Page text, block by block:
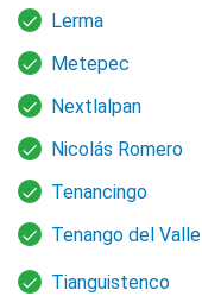
Lerma
Metepec
Nextlalpan
Nicolás Romero
Tenancingo
Tenango del Valle
Tianguistenco